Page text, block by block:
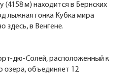
(4158 м) находится в Бернских
лыжная гонка Кубка мира
здесь, в Венгене.
дю-Солей, расположенный к
озера, объединяет 12